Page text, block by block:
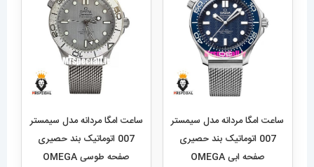
ساعت امگا مردانه مدل سیمستر
007 اتوماتیک بند حصیری
صفحه ابی OMEGA
ساعت امگا مردانه مدل سیمستر
007 اتوماتیک بند حصیری
صفحه طوسی OMEGA